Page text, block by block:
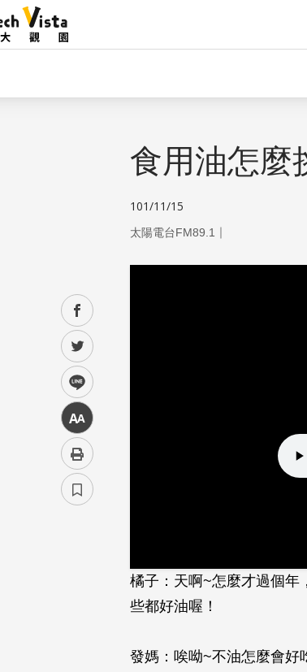
facebook
twitter
line
中
食用油怎麼
101/11/15
太陽電台FM89.1 ｜
橘子：天啊~怎麼才過個年
些都好油喔！
發媽：唉呦~不油怎麼會好